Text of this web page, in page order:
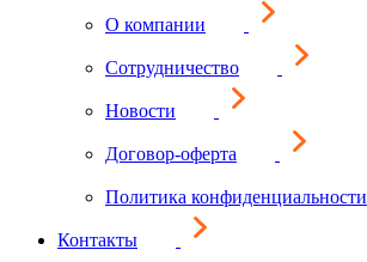
О компании
Сотрудничество
Новости
Договор-оферта
Политика конфиденциальности
Контакты